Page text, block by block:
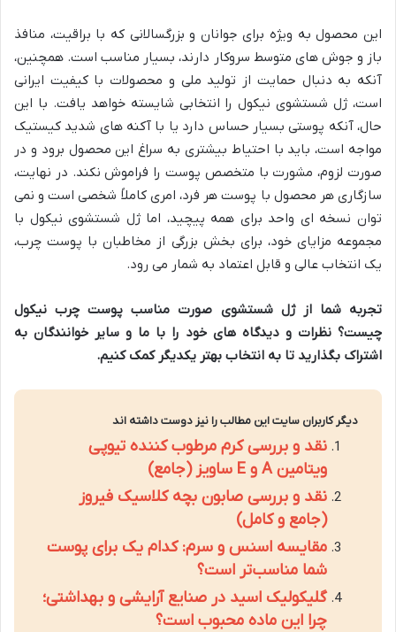
این محصول به ویژه برای جوانان و بزرگسالانی که با براقیت، منافذ
باز و جوش های متوسط سروکار دارند، بسیار مناسب است. همچنین،
آنکه به دنبال حمایت از تولید ملی و محصولات با کیفیت ایرانی
است، ژل شستشوی نیکول را انتخابی شایسته خواهد یافت. با این
حال، آنکه پوستی بسیار حساس دارد یا با آکنه های شدید کیستیک
مواجه است، باید با احتیاط بیشتری به سراغ این محصول برود و در
صورت لزوم، مشورت با متخصص پوست را فراموش نکند. در نهایت،
سازگاری هر محصول با پوست هر فرد، امری کاملاً شخصی است و نمی
توان نسخه ای واحد برای همه پیچید، اما ژل شستشوی نیکول با
مجموعه مزایای خود، برای بخش بزرگی از مخاطبان با پوست چرب،
یک انتخاب عالی و قابل اعتماد به شمار می رود.
تجربه شما از ژل شستشوی صورت مناسب پوست چرب نیکول
چیست؟ نظرات و دیدگاه های خود را با ما و سایر خوانندگان به
اشتراک بگذارید تا به انتخاب بهتر یکدیگر کمک کنیم.
دیگر کاربران سایت این مطالب را نیز دوست داشته اند
نقد و بررسی کرم مرطوب کننده تیوپی
ویتامین A و E ساویز (جامع)
نقد و بررسی صابون بچه کلاسیک فیروز
(جامع و کامل)
مقایسه اسنس و سرم: کدام یک برای پوست
شما مناسب‌تر است؟
گلیکولیک اسید در صنایع آرایشی و بهداشتی؛
چرا این ماده محبوب است؟